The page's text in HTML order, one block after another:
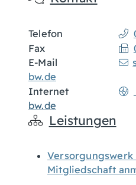
Telefon
Fax
E-Mail
bw.de
Internet
bw.de
Leistungen
Mitgliedschaft